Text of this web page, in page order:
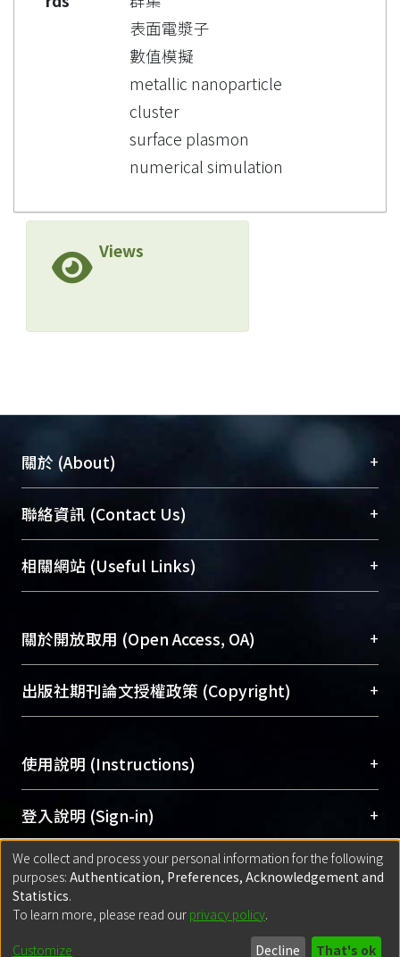
表面電漿子
數值模擬
metallic nanoparticle
cluster
surface plasmon
numerical simulation
Views
關於 (About) +
臺大位居世界頂尖大學之列，為永久珍藏及向國際
展現本校豐碩的研究成果及學術能量，圖書館整合
機構典藏（NTUR）與學術庫（AH）不同功能平
台，成為臺大學術典藏NTU scholars。期能整合研
成果。
To permanently archive and promote researcher
profiles and scholarly works, Library integrates the
services of “NTU Repository” with “Academic
聯絡資訊 (Contact Us) +
總館學科館員(Main Library)
醫學圖書館學科館員(Medical Library)
Sciences Library)
相關網站 (Useful Links) +
關於開放取用 (Open Access, OA) +
開放取用是從使用者角度提升資訊取用性的社會運
動，應用在學術研究上是透過將研究著作公開供使
用逐年攀升。同時可加速研究發展、提升研究影響
Archive）平台。 （點選深入了解OA）
出版社期刊論文授權政策 (Copyright) +
含部分內容的版權非匯入者所有，或由第三方贊
助與合作完成，請確認該版權所有者及第三方同
意提供此授權。
Please represent that the submission is your
original work, and that you have the right to
grant the rights to upload.
若欲上傳已出版的全文電子檔，可使用
policy finder
網站查詢，以確認出版單位之版權
使用說明 (Instructions) +
網站簡介(Quickstart Guide)
使用手冊(Instruction Manual)
線上預約服務(Booking Service)
登入說明 (Sign-in) +
方案一：臺灣大學計算機中心帳號登入
(With C&INC Email Account)
方案二：ORCID帳號登入(With ORCID)
匯入著作 (Submission) +
方案一：定期更新ORCID者，以ID匯入
for identifier (ORCID))
Built withDSpace-CRIS software
- Extension maintained and optimized
We collect and process your personal information for the following
purposes: Authentication, Preferences, Acknowledgement and
Statistics.
To learn more, please read our privacy policy.
Customize Decline That's ok